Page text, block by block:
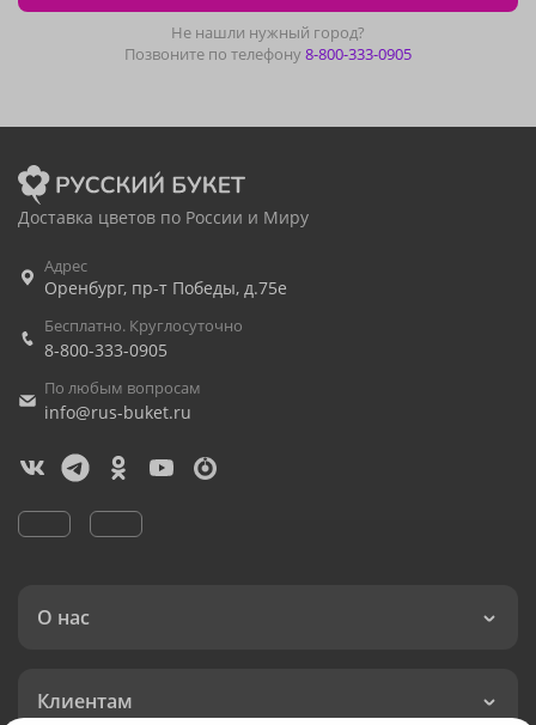
Не нашли нужный город?
Позвоните по телефону8-800-333-0905
Доставка цветов по России и Миру
Адрес
Оренбург, пр-т Победы, д.75е
Бесплатно. Круглосуточно
8-800-333-0905
По любым вопросам
info@rus-buket.ru
О нас
Клиентам